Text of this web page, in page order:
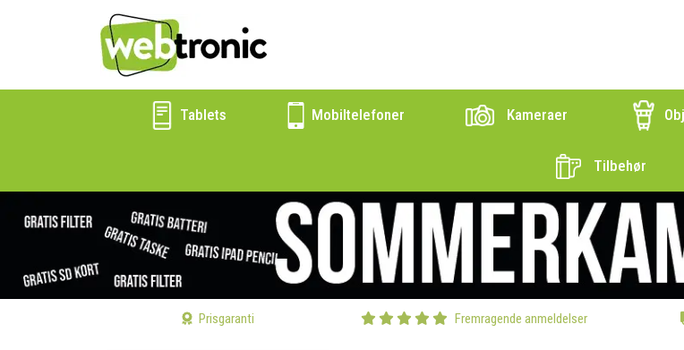
Tablets Mobiltelefoner Kameraer
Tilbehør
Prisgaranti Fremragende anmeldelser